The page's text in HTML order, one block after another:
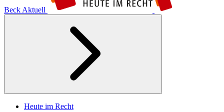
Beck Aktuell
Heute im Recht